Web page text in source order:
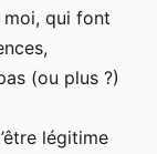
moi, qui font
(ou plus ?)
légitime